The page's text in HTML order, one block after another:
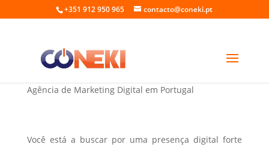
+351 912 950 965 contacto@coneki.pt
Criar site para Podóloga em Amadora
Agência de Marketing Digital em Portugal
Você está a buscar por uma presença digital forte